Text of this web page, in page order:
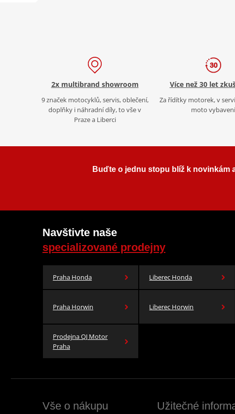
2x multibrand showroom
9 značek motocyklů, servis, oblečení,
doplňky i náhradní díly, to vše v
Praze a Liberci
Více než 30 let
Za řídítky motorek, v
moto vybavení
Buďte o jednu stopu blíž k novinkám
Navštivte naše
specializované prodejny
Praha Honda Liberec Honda
Praha Horwin Liberec Horwin
Prodejna QJ Motor
Praha
Vše o nákupu Užitečné